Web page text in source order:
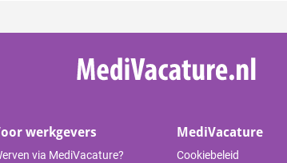
werkgevers
via MediVacature?
MediVacature
Cookiebeleid